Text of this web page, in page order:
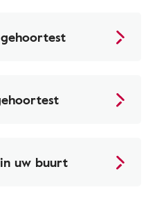
uw buurt